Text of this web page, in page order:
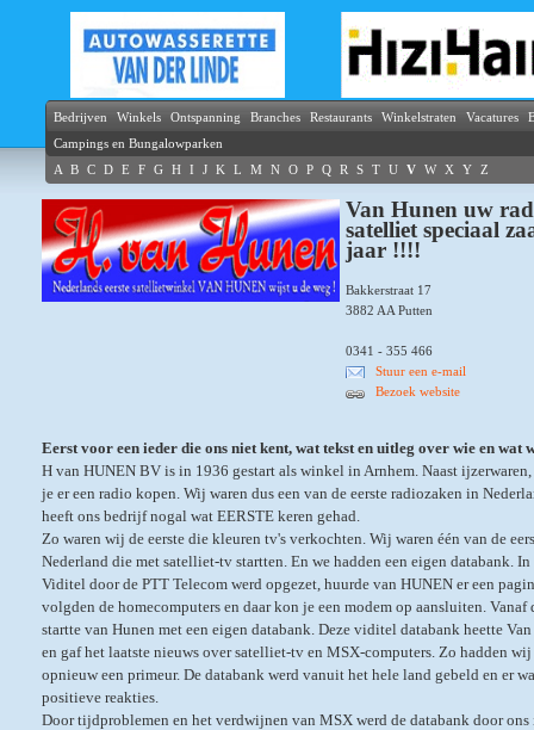
Bedrijven Winkels Ontspanning Branches Restaurants Winkelstraten Vacatures
Campings en Bungalowparken
A B C D E F G H I J K L M N O P Q R S T U V W X Y Z
Van Hunen uw
satelliet speciaal
jaar !!!!
Bakkerstraat 17
3882 AA Putten
0341 - 355 466
Stuur een e-mail
Bezoek website
Eerst voor een ieder die ons niet kent, wat tekst en uitleg over wie en wat
H van HUNEN BV is in 1936 gestart als winkel in Arnhem. Naast
je er een radio kopen. Wij waren dus een van de eerste radiozaken in
heeft ons bedrijf nogal wat EERSTE keren gehad.
Zo waren wij de eerste die kleuren tv's verkochten. Wij waren één van de
Nederland die met satelliet-tv startten. En we hadden een eigen databank.
Viditel door de PTT Telecom werd opgezet, huurde van HUNEN er een
volgden de homecomputers en daar kon je een modem op aansluiten. Vanaf
startte van Hunen met een eigen databank. Deze viditel databank heette
en gaf het laatste nieuws over satelliet-tv en MSX-computers. Zo hadden
opnieuw een primeur. De databank werd vanuit het hele land gebeld en er
positieve reakties.
Door tijdproblemen en het verdwijnen van MSX werd de databank door